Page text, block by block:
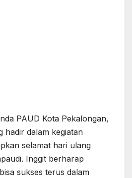
PAUD Kota Pekalongan,
hadir dalam kegiatan
selamat hari ulang
Inggit berharap
sukses terus dalam